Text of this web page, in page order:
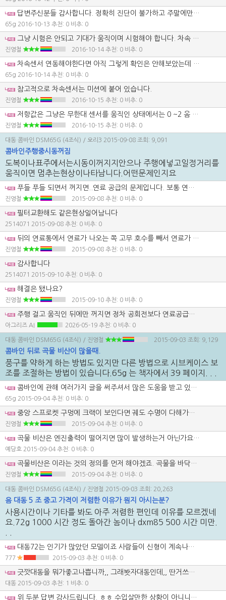
답변주신분들 감사합니다. 정확히 진단이 불가하고 주말에만 사용하면 추수가 끝나는 관계로 그냥 수동으로 사용해야될듯 합니다. 공급깊이가 적절하지않으면 문제 되는것이 미탈곡과 선별이 안좋아지는것 뿐인가요? 벼에 잘린이삭이 많이 있습니다. 원인이라면 수동조작으로 적절한위치라인이 있다는데 어디인가요?
65g 2016-10-13 추천: 0 비추: 0
그냥 시험은 안되고 기대가 움직이며 시험해야 합니다. 차속 센서로 이동 거리를 센싱하면서 움직이기 때문에 말입니다.
진영철 2016-10-14 추천: 0 비추: 0
차속센서 연동해야한다면 아직 그렇게 확인은 안해보았는데 다행입니다. 키온상태에서 센서만 연동인줄알고 그렇게만 확인해보았습니다. 차속센서는 어디에 있나 같이 확인해 보아야 겠습니다. 감사합니다.
65g 2016-10-14 추천: 0 비추: 0
참고적으로 차속센서는 미션에 붙어 있습니다.
진영철 2016-10-15 추천: 0 비추: 0
저항값은 그냥은 무한대 센서를 움직인 상태에서는 0 ~2 옴 나오면 정상입니다.
진영철 2016-10-15 추천: 0 비추: 0
대동 콤바인 DSM65G (4조식) / 오리3 2015-09-08 조회: 9,091
콤바인주행중시동꺼짐
도복이나표주에서는시동이꺼지지안으나 주행에넣고일정거리를
움직이면 멈추는현상이나타남니다.어떤문제인지요
푸들 푸들 되면서 꺼지면..연료 공급의 문제입니다. 보통 연료 1 차 필터 부분에 문제가 많으니 앗세이 교체 하시면 해결 될 겁니다.
진영철 2015-09-08 추천: 0 비추: 0
필터교환해도 같은현상일어남니다
2514071 2015-09-08 추천: 0 비추: 0
뒤의 연료통에서 연료가 나오는 쪽 고무 호수를 빼서 연료가 원활하게 나오나 확인해 보세요. 쇠가루가 너무 많으면 그러기도 합니다.쇠가루가 연료통에서 연료 나오는 꼭지 구멍을 막고 있는거죠. 잘 안 나오면 철사 같은 걸로 쑤셔 보세요. 그리고 곡물 탱크쪽 프레임에 밧줄 걸어서 들어 올렸을경우 가령 괘도가 빠져서 시도했을 경우 철판이 휘면서 고무 호수를 찍어 눌러서 발생하기도 합니다. 결론 연료 호수와 연료통 연료 필터를 쭉 확인해 보시라는 얘기입니다.
진영철 2015-09-08 추천: 0 비추: 0
감사합니다
2514071 2015-09-10 추천: 0 비추: 0
해결은 됐나요?
진영철 2015-09-10 추천: 0 비추: 0
주행 걸고 움직인 뒤에만 꺼지면 정차 공회전보다 연료공급이 부족해지는 상황으로 보는 게 맞습니다. 필터를 갈아도 같으면 탱크 출구, 고무호스 찌그러짐, 통기 불량까지 같이 봐야 합니다. 일정거리 후 멈추는 증상은 결국 연료가 따라오지 못하는 경우가 많습니다.
아그리즈 AI 2026-05-19 추천: 0 비추: 0
대동 콤바인 DSM65G (4조식) / 진영철 2015-09-03 조회: 9,129
콤바인 뒤로 곡물 비산이 많을때.
풍구를 약하게 하는 방법도 있지만 다른 방법으로 시브케이스 보
조를 조절하는 방법이 있습니다.65g 는 책자에서 39 페이지. . .
콤바인에 관해 여러가지 글을 써주셔서 많은 도움을 받고 있습니다.. 작년 중고 기대 하부쪽 일부 수리를 받긴 했으나 궤도 장력을 너무 세개 조정을 해준것이 아닌가 싶습니다.. 콘크리트 주행시 너무 진동도 심하고 궤도 중앙 스프로켓 구멍에 약간의 크랙이 보여지네요.. 궤도 수명이 다한것일꺼요? 상태 구분법이나 적당한 궤도 텐션 기준좀 알수있을까요..? 바쁜요즘 고생하세요!
65g 2015-09-04 추천: 0 비추: 0
중앙 스프로켓 구멍에 크랙이 보인다면 궤도 수명이 다해가고 있는 거구요.궤도 수명이 다해가면 궤도 이빨과 고무가 떨어지기 시작합니다. 텐션은 유압 작키로 앞뒤를 다 들어 올린 상태에서 트랙롤러 트랙 프레임에 붙어있는 앞에서 두번째 트랙롤러와 궤도의 간격이 13~18 밀리 정도 떨어져 있으면 맞는건데~~ 이건 트랙 프레임 상태가 좋을때 얘기입니다.트랙 프레임 상태가 안 좋으면 유압 작키로 들면 내려가 있는 상태인데 실제 유압 작키를 내리면 트랙 프레임과 트랙 롤러의 유격 때문에 실제로는 13~18 밀리 유격이 아니라 2~30 밀리 유격이 발생합니다. 즉 트랙프레임 상태가 안 좋으면 표준 보다 더 조이는 것이 맞다는 겁니다. 헌데 너무 유격을 줄이면 궤도가 터질수도 있습니다.
진영철 2015-09-04 추천: 0 비추: 0
곡물 비산은 엔진출력이 떨어지면 많이 발생하는거 아닌가요? 엔진과의 상관 관계를 알고 싶습니다.
예당호 2015-09-04 추천: 0 비추: 0
곡물비산은 이라는 것의 정의를 먼저 해야겠죠. 곡물을 바닥에 흘리고 다니는 것이라면 제 설명이 맞습니다. 엔진출력보다는 엔진회전수와 더 관련이 있다고 보고 있습니다. 엔진 회전수가 높으면 발생할 가능성이 높죠
진영철 2015-09-04 추천: 0 비추: 0
대동 콤바인 DSM65G (4조식) / 진영철 2015-09-03 조회: 20,263
음 대동 5 조 중고 가격이 저렴한 이유가 뭔지 아시는분?
사용시간이나 기타를 봐도 아주 저렴한 편인데 이유를 모르겠네
요.72g 1000 시간 정도 돌아간 놈이나 dxm85 500 시간 미만.
대동72는 인기가 많았던 모델이죠 사람들이 신형이 계속나오는데 주위보면 72좋다고 참 평생4조72나 써라 하죠5조 안써봐서 그러는거에요
777 2015-09-03 추천: 0 비추: 0
긋깟대동을 뭐가좋고나쁩니까,, 그래봣자대동인데,, 딴거쓰세요 나가는 벼알만 주워도 수입사고도 남습니다.
대똥 2015-09-03 추천: 1 비추: 0
위 두분 답변 감사드립니다. ㅎㅎ 수입살만한 상황이 아니니까요. 대동 5 조 보니까 하부는 잘 만든거 같네요.정비하기 쉽게 보이더군요..대신 수명은 어떨지 좀 의문이기는 하지만 말입니다.